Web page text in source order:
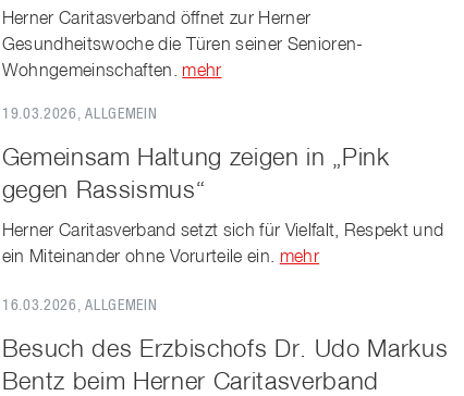
Herner Caritasverband öffnet zur Herner
Gesundheitswoche die Türen seiner Senioren-
Wohngemeinschaften. mehr
19.03.2026 , ALLGEMEIN
Gemeinsam Haltung zeigen in „Pink
gegen Rassismus“
Herner Caritasverband setzt sich für Vielfalt, Respekt und
ein Miteinander ohne Vorurteile ein. mehr
16.03.2026 , ALLGEMEIN
Besuch des Erzbischofs Dr. Udo Markus
Bentz beim Herner Caritasverband